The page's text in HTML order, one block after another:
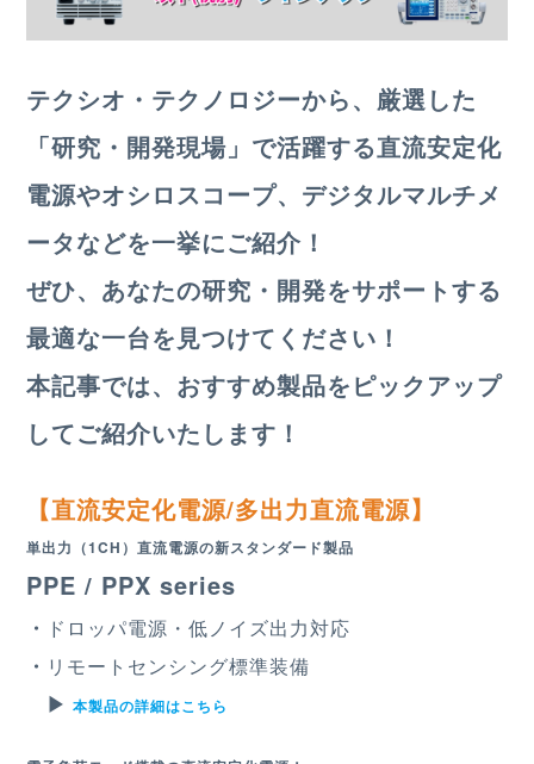
テクシオ・テクノロジーから、厳選した
「研究・開発現場」で活躍する直流安定化
電源やオシロスコープ、デジタルマルチメ
ータなどを一挙にご紹介！
ぜひ、あなたの研究・開発をサポートする
最適な一台を見つけてください！
本記事では、おすすめ製品をピックアップ
してご紹介いたします！
【直流安定化電源/多出力直流電源】
単出力（1CH）直流電源の新スタンダード製品
PPE / PPX series
・ ドロッパ電源・低ノイズ出力対応
・ リモートセンシング標準装備
▶︎本製品の詳細はこちら